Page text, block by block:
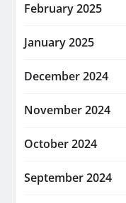
February 2025
January 2025
December 2024
November 2024
October 2024
September 2024